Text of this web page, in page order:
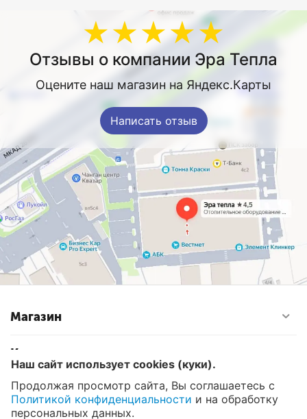
★★★★★
Отзывы о компании Эра Тепла
Оцените наш магазин на Яндекс.Карты
Написать отзыв
Магазин
Контакты
© 2008 - 2026 Эра Тепла. Интернет магазин отопительных
систем и водоснабжения в Москве
Наш сайт использует cookies (куки).
Продолжая просмотр сайта, Вы соглашаетесь с
Политикой конфиденциальности и на обработку
персональных данных.